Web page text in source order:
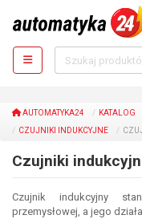
AUTOMATYKA24 KATALOG
CZUJNIKI INDUKCYJNE
Czujniki
Czujnik indukcyjny
przemysłowej, a jego